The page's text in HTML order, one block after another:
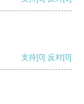
支持[0] 反对[0]